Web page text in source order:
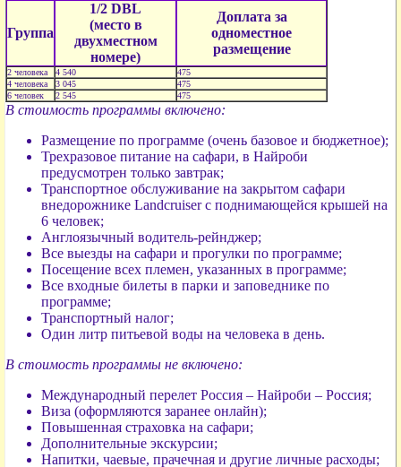
Группа
1/2 DBL
(место в
двухместном
номере)
Доплата за
одноместное
размещение
2 человека 4 540
475
4 человека
3 045
475
6 человек
2 545 475
В стоимость программы включено:
Размещение по программе (очень базовое и бюджетное);
Трехразовое питание на сафари, в Найроби
предусмотрен только завтрак;
Транспортное обслуживание на закрытом сафари
внедорожнике Landcruiser с поднимающейся крышей на
6 человек;
Англоязычный водитель-рейнджер;
Все выезды на сафари и прогулки по программе;
Посещение всех племен, указанных в программе;
Все входные билеты в парки и заповеднике по
программе;
Транспортный налог;
Один литр питьевой воды на человека в день.
В стоимость программы не включено:
Международный перелет Россия – Найроби – Россия;
Виза (оформляются заранее онлайн);
Повышенная страховка на сафари;
Дополнительные экскурсии;
Напитки, чаевые, прачечная и другие личные расходы;